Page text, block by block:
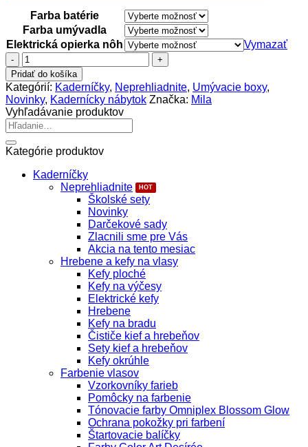
Farba batérie
Farba umývadla
Elektrická opierka nôh
Vymazať
množstvo
Mila
Espania
Umývací
box
Pridať do košíka
Kategórií: Kaderníčky, Neprehliadnite, Umývacie boxy,
Novinky, Kadernícky nábytok Značka: Mila
Vyhľadávanie produktov
Hľadať:
Kategórie produktov
Kaderníčky
Neprehliadnite
Školské sety
Novinky
Darčekové sady
Zlacnili sme pre Vás
Akcia na tento mesiac
Hrebene a kefy na vlasy
Kefy ploché
Kefy na výčesy
Elektrické kefy
Hrebene
Kefy na bradu
Čističe kief a hrebeňov
Sety kief a hrebeňov
Kefy okrúhle
Farbenie vlasov
Vzorkovníky farieb
Pomôcky na farbenie
Tónovacie farby Omniplex Blossom Glow
Ochrana pokožky pri farbení
Štartovacie balíčky